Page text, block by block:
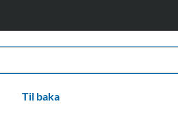
Til baka